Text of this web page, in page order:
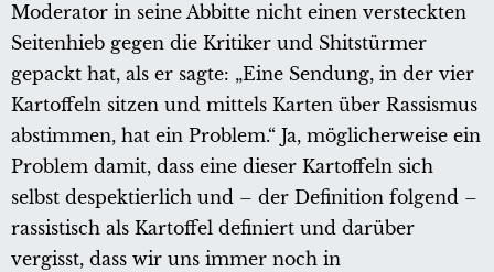
Moderator in seine Abbitte nicht einen versteckten
Seitenhieb gegen die Kritiker und Shitstürmer
gepackt hat, als er sagte: „Eine Sendung, in der vier
Kartoffeln sitzen und mittels Karten über Rassismus
abstimmen, hat ein Problem.“ Ja, möglicherweise ein
Problem damit, dass eine dieser Kartoffeln sich
selbst despektierlich und – der Definition folgend –
rassistisch als Kartoffel definiert und darüber
vergisst, dass wir uns immer noch in